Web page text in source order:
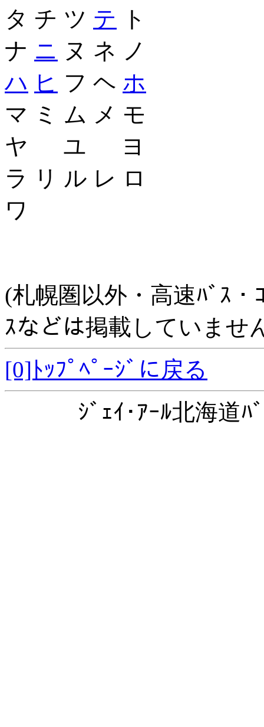
タ チ ツ テ ト
ナ ニ ヌ ネ ノ
ハ ヒ フ ヘ ホ
マ ミ ム メ モ
ヤ ユ ヨ
ラ リ ル レ ロ
ワ
(札幌圏以外・高速ﾊﾞｽ・
ｽなどは掲載していませ
[0]ﾄｯﾌﾟﾍﾟｰｼﾞに戻る
ｼﾞｪｲ･ｱｰﾙ北海道